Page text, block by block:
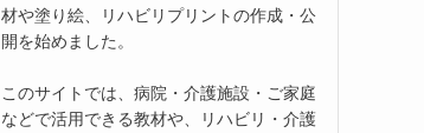
材や塗り絵、リハビリプリントの作成・公
開を始めました。
このサイトでは、病院・介護施設・ご家庭
などで活用できる教材や、リハビリ・介護